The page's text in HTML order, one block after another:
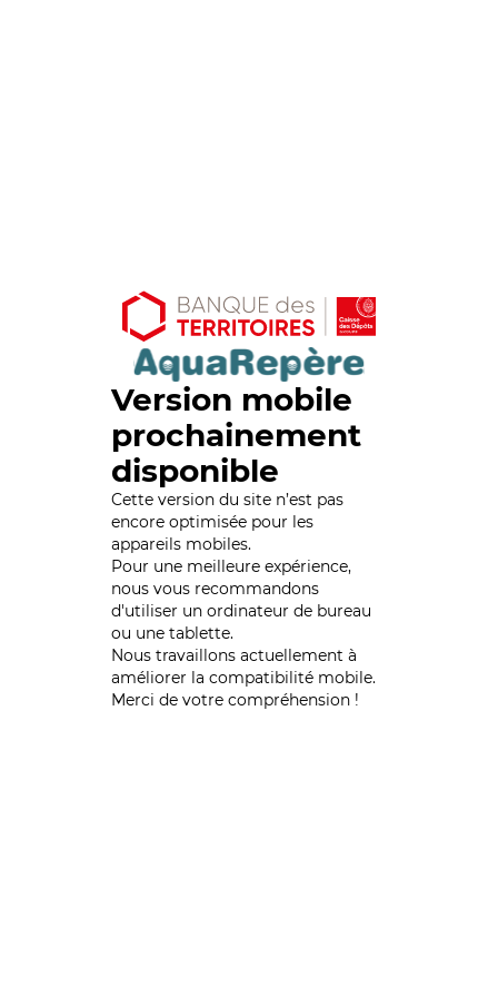
Version mobile
prochainement
disponible
Cette version du site n’est pas
encore optimisée pour les
appareils mobiles.
Pour une meilleure expérience,
nous vous recommandons
d'utiliser un ordinateur de bureau
ou une tablette.
Nous travaillons actuellement à
améliorer la compatibilité mobile.
Merci de votre compréhension !